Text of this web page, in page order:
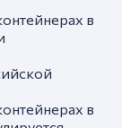
в
в